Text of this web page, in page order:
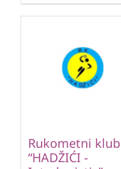
Rukometni klub
“HADŽIĆI -